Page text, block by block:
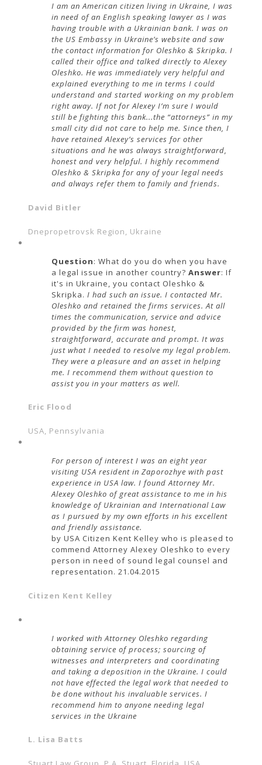
I am an American citizen living in Ukraine, I was
in need of an English speaking lawyer as I was
having trouble with a Ukrainian bank. I was on
the US Embassy in Ukraine’s website and saw
the contact information for Oleshko & Skripka. I
called their office and talked directly to Alexey
Oleshko. He was immediately very helpful and
explained everything to me in terms I could
understand and started working on my problem
right away. If not for Alexey I’m sure I would
still be fighting this bank...the “attorneys” in my
small city did not care to help me. Since then, I
have retained Alexey’s services for other
situations and he was always straightforward,
honest and very helpful. I highly recommend
Oleshko & Skripka for any of your legal needs
and always refer them to family and friends.
David Bitler
Dnepropetrovsk Region, Ukraine
Question: What do you do when you have
a legal issue in another country? Answer: If
it's in Ukraine, you contact Oleshko &
Skripka. I had such an issue. I contacted Mr.
Oleshko and retained the firms services. At all
times the communication, service and advice
provided by the firm was honest,
straightforward, accurate and prompt. It was
just what I needed to resolve my legal problem.
They were a pleasure and an asset in helping
me. I recommend them without question to
assist you in your matters as well.
Eric Flood
USA, Pennsylvania
For person of interest I was an eight year
visiting USA resident in Zaporozhye with past
experience in USA law. I found Attorney Mr.
Alexey Oleshko of great assistance to me in his
knowledge of Ukrainian and International Law
as I pursued by my own efforts in his excellent
and friendly assistance.
by USA Citizen Kent Kelley who is pleased to
commend Attorney Alexey Oleshko to every
person in need of sound legal counsel and
representation. 21.04.2015
Citizen Kent Kelley
I worked with Attorney Oleshko regarding
obtaining service of process; sourcing of
witnesses and interpreters and coordinating
and taking a deposition in the Ukraine. I could
not have effected the legal work that needed to
be done without his invaluable services. I
recommend him to anyone needing legal
services in the Ukraine
L. Lisa Batts